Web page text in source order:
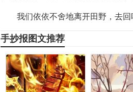
我们依依不舍地离开田野，去回
手抄报图文推荐